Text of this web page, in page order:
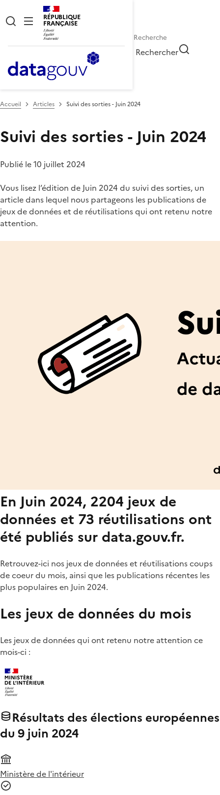
RÉPUBLIQUE
FRANÇAISE
Rechercher
Accueil Articles Suivi des sorties - Juin 2024
Suivi des sorties - Juin 2024
Publié le 10 juillet 2024
Vous lisez l’édition de Juin 2024 du suivi des sorties, un
article dans lequel nous partageons les publications de
jeux de données et de réutilisations qui ont retenu notre
attention.
En Juin 2024, 2204 jeux de
données et 73 réutilisations ont
été publiés sur data.gouv.fr.
Retrouvez-ici nos jeux de données et réutilisations coups
de coeur du mois, ainsi que les publications récentes les
plus populaires en Juin 2024.
Les jeux de données du mois
Les jeux de données qui ont retenu notre attention ce
mois-ci :
Résultats des élections européennes
du 9 juin 2024
Ministère de l'intérieur